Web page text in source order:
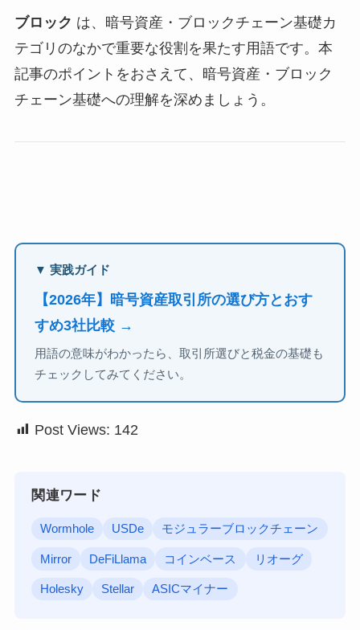
ブロック は、暗号資産・ブロックチェーン基礎カ
テゴリのなかで重要な役割を果たす用語です。本
記事のポイントをおさえて、暗号資産・ブロック
チェーン基礎への理解を深めましょう。
▼ 実践ガイド
【2026年】暗号資産取引所の選び方とおす
すめ3社比較 →
用語の意味がわかったら、取引所選びと税金の基礎も
チェックしてみてください。
Post Views: 142
関連ワード
Wormhole USDe モジュラーブロックチェーン
Mirror DeFiLlama コインベース リオーグ
Holesky Stellar ASICマイナー